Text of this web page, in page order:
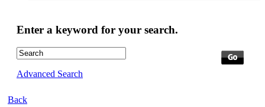
Enter a keyword for your search.
Advanced Search
Back